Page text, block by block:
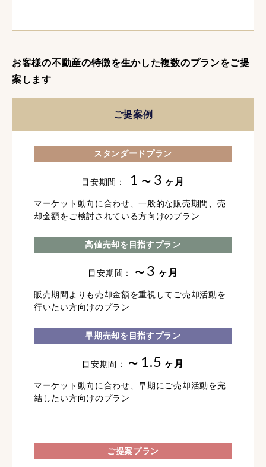
お客様の不動産の特徴を生かした複数のプランをご提
案します
ご提案例
スタンダードプラン
目安期間： 1 〜 3 ヶ月
マーケット動向に合わせ、一般的な販売期間、売
却金額をご検討されている方向けのプラン
高値売却を目指すプラン
目安期間： 〜 3 ヶ月
販売期間よりも売却金額を重視してご売却活動を
行いたい方向けのプラン
早期売却を目指すプラン
目安期間： 〜 1.5 ヶ月
マーケット動向に合わせ、早期にご売却活動を完
結したい方向けのプラン
ご提案プラン